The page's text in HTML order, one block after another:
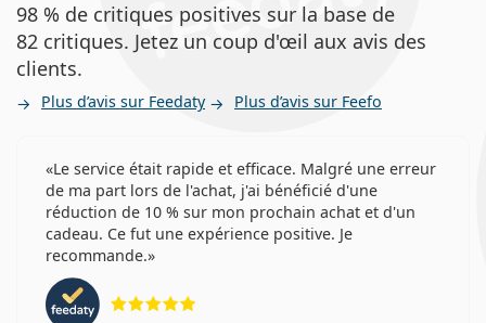
98 % de critiques positives sur la base de
82 critiques. Jetez un coup d'œil aux avis des
clients.
Plus d’avis sur Feedaty Plus d’avis sur Feefo
Le service était rapide et efficace. Malgré une erreur
de ma part lors de l'achat, j'ai bénéficié d'une
réduction de 10 % sur mon prochain achat et d'un
cadeau. Ce fut une expérience positive. Je
recommande.